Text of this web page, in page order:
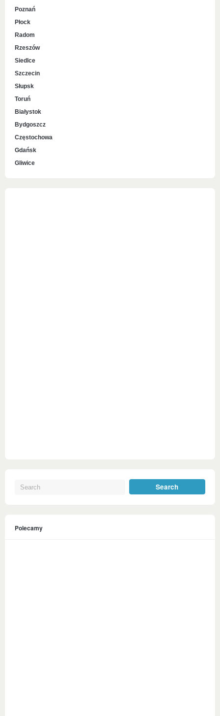
Poznań
Płock
Radom
Rzeszów
Siedlce
Szczecin
Słupsk
Toruń
Białystok
Bydgoszcz
Częstochowa
Gdańsk
Gliwice
Polecamy